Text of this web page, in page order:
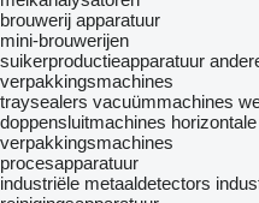
brouwerij apparatuur
mini-brouwerijen
suikerproductieapparatuur
verpakkingsmachines
traysealers vacuümmachines
doppensluitmachines
verpakkingsmachines
procesapparatuur
industriële metaaldetectors